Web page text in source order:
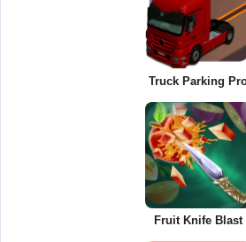
Truck Parking
Fruit Knife Blast